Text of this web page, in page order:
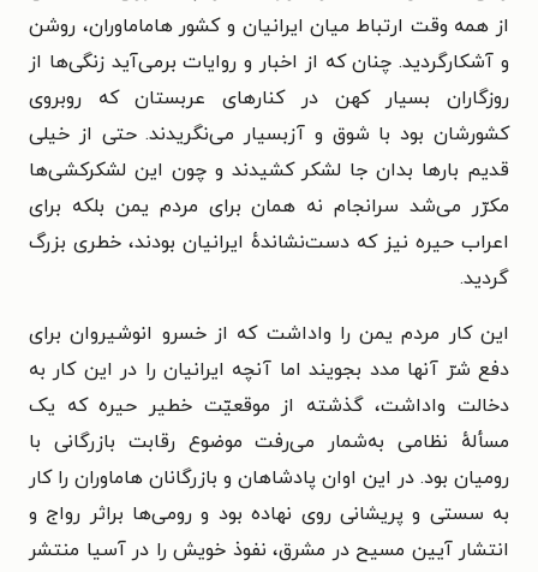
از همه وقت ارتباط میان ایرانیان و کشور هاماماوران، روشن
و آشکارگردید. چنان که از اخبار و روایات برمی‌آید زنگی‌ها از
روزگاران بسیار کهن در کنارهای عربستان که روبروی
کشورشان بود با شوق و آزبسیار می‌نگریدند. حتی از خیلی
قدیم بارها بدان جا لشکر کشیدند و چون این لشکرکشی‌ها
مکرّر می‌شد سرانجام نه همان برای مردم یمن بلکه برای
اعراب حیره نیز که دست‌نشاندهٔ ایرانیان بودند، خطری بزرگ
گردید.
این کار مردم یمن را واداشت که از خسرو انوشیروان برای
دفع شرّ آنها مدد بجویند اما آنچه ایرانیان را در این کار به
دخالت واداشت، گذشته از موقعیّت خطیر حیره که یک
مسألهٔ نظامی به‌شمار می‌رفت موضوع رقابت بازرگانی با
رومیان بود. در این اوان پادشاهان و بازرگانان هاماوران را کار
به سستی و پریشانی روی نهاده بود و رومی‌ها براثر رواج و
انتشار آیین مسیح در مشرق، نفوذ خویش را در آسیا منتشر